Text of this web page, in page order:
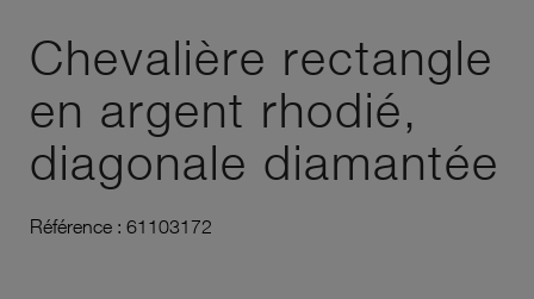
Chevalière rectangle
en argent rhodié,
diagonale diamantée
Référence : 61103172